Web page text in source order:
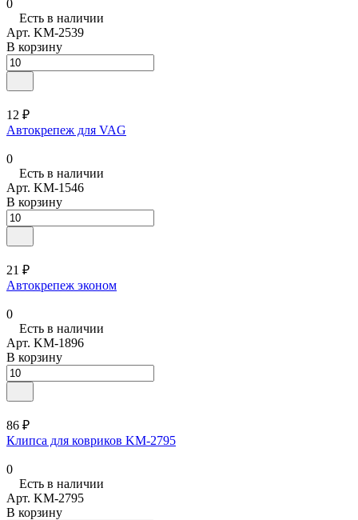
0
Есть в наличии
Арт. KM-2539
В корзину
12 ₽
Автокрепеж для VAG
0
Есть в наличии
Арт. KM-1546
В корзину
21 ₽
Автокрепеж эконом
0
Есть в наличии
Арт. KM-1896
В корзину
86 ₽
Клипса для ковриков KM-2795
0
Есть в наличии
Арт. KM-2795
В корзину